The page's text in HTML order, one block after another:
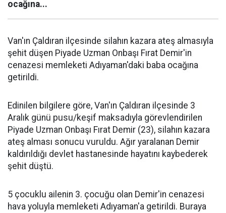
ocağına...
Van'ın Çaldıran ilçesinde silahın kazara ateş almasıyla
şehit düşen Piyade Uzman Onbaşı Fırat Demir'in
cenazesi memleketi Adıyaman'daki baba ocağına
getirildi.
Edinilen bilgilere göre, Van'ın Çaldıran ilçesinde 3
Aralık günü pusu/keşif maksadıyla görevlendirilen
Piyade Uzman Onbaşı Fırat Demir (23), silahın kazara
ateş alması sonucu vuruldu. Ağır yaralanan Demir
kaldırıldığı devlet hastanesinde hayatını kaybederek
şehit düştü.
5 çocuklu ailenin 3. çocuğu olan Demir'in cenazesi
hava yoluyla memleketi Adıyaman'a getirildi. Buraya